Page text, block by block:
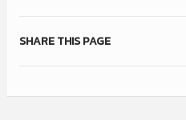
SHARE THIS PAGE